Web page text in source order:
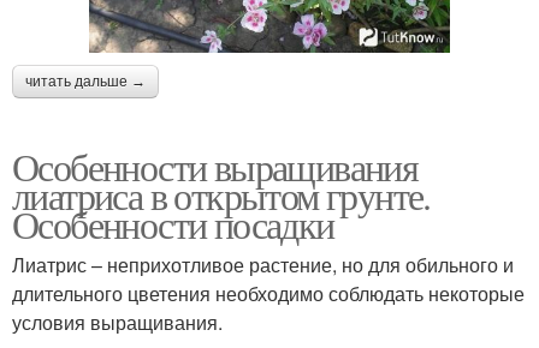
читать дальше →
Особенности выращивания
лиатриса в открытом грунте.
Особенности посадки
Лиатрис – неприхотливое растение, но для обильного и
длительного цветения необходимо соблюдать некоторые
условия выращивания.